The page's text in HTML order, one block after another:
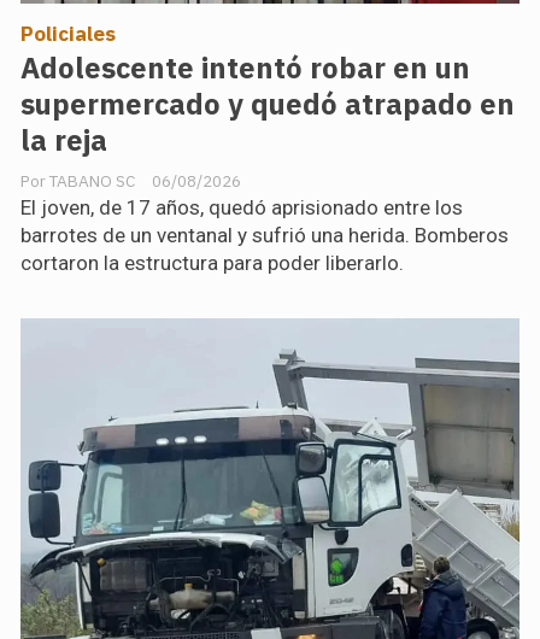
Adolescente intentó robar en un
supermercado y quedó atrapado en
la reja
TABANO SC
Policiales
06/08/2026
El joven, de 17 años, quedó aprisionado entre los
barrotes de un ventanal y sufrió una herida. Bomberos
cortaron la estructura para poder liberarlo.